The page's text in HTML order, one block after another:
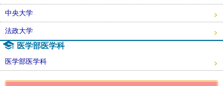
中央大学
法政大学
医学部医学科
医学部医学科